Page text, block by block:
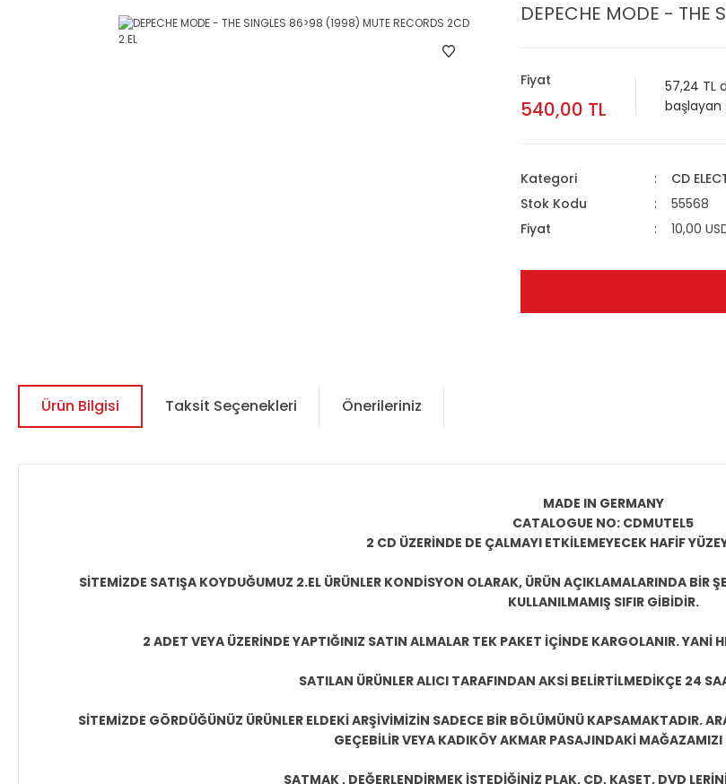
DEPECHE MODE - THE
Fiyat
540,00 TL
57,24 TL
başlayan
Kategori
CD
Stok Kodu
55568
Fiyat
10,00
Ürün Bilgisi Taksit Seçenekleri Önerileriniz
MADE IN GERMANY
CATALOGUE NO: CDMUTEL5
2 CD ÜZERİNDE DE ÇALMAYI ETKİLEMEYECEK HAFİF
SİTEMİZDE SATIŞA KOYDUĞUMUZ 2.EL ÜRÜNLER KONDİSYON OLARAK, ÜRÜN AÇIKLAMALARINDA BİR
KULLANILMAMIŞ SIFIR GİBİDİR.
2 ADET VEYA ÜZERİNDE YAPTIĞINIZ SATIN ALMALAR TEK PAKET İÇİNDE KARGOLANIR. YANİ
SATILAN ÜRÜNLER ALICI TARAFINDAN AKSİ BELİRTİLMEDİKÇE 24
SİTEMİZDE GÖRDÜĞÜNÜZ ÜRÜNLER ELDEKİ ARŞİVİMİZİN SADECE BİR BÖLÜMÜNÜ KAPSAMAKTADIR.
GEÇEBİLİR VEYA KADIKÖY AKMAR PASAJINDAKİ MAĞAZAMIZI
SATMAK , DEĞERLENDİRMEK İSTEDİĞİNİZ PLAK, CD, KASET, DVD